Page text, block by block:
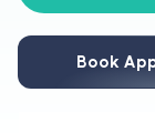
Book